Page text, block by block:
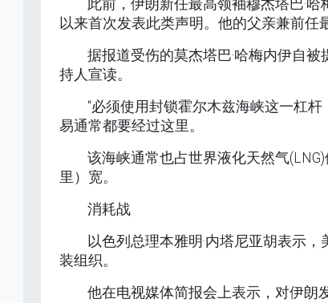
此前，伊朗新任最高领袖穆杰塔巴·
以来首次发表此类声明。他的父亲兼前任
据报道受伤的莫杰塔巴·哈梅内伊自
持人宣读。
“必须使用封锁霍尔木兹海峡这一杠
易通常都要经过这里。
该海峡通常也占世界液化天然气
里）宽。
消耗战
以色列总理本雅明·内塔尼亚胡表示
装组织。
他在电视媒体简报会上表示，对伊朗